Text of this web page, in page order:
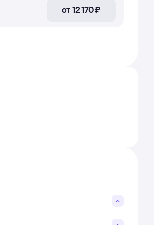
от 12 ⁠170 ⁠₽